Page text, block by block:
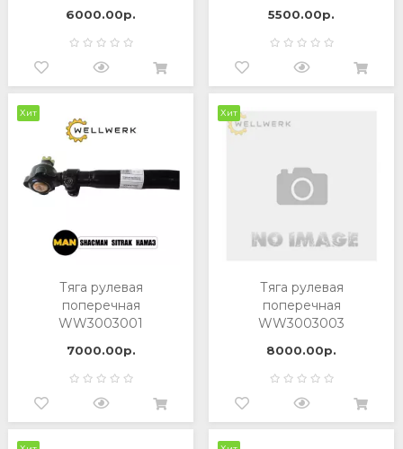
6000.00р. 5500.00р.
Хит
Тяга рулевая
поперечная
WW3003001
7000.00р.
Хит
Тяга рулевая
поперечная
WW3003003
8000.00р.